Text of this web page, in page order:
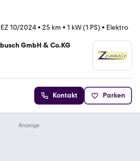
EZ 10/2024• 25 km • 1 kW (1 PS) • Elektro
GmbH & Co.KG
Kontakt Parken